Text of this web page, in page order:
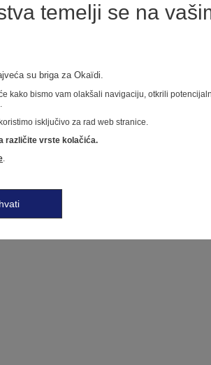
temelji se na
su briga za Okaïdi.
kako bismo vam olakšali navigaciju, otkrili
isključivo za rad web stranice.
različite vrste kolačića.
.